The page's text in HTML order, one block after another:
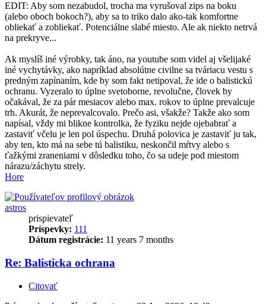
EDIT: Aby som nezabudol, trocha ma vyrušoval zips na boku
(alebo oboch bokoch?), aby sa to triko dalo ako-tak komfortne
obliekať a zobliekať. Potenciálne slabé miesto. Ale ak niekto netrvá
na prekryve...
Ak myslíš iné výrobky, tak áno, na youtube som videl aj všelijaké
iné vychytávky, ako napríklad absolútne civilne sa tváriacu vestu s
predným zapínaním, kde by som fakt netipoval, že ide o balistickú
ochranu. Vyzeralo to úplne svetoborne, revolučne, človek by
očakával, že za pár mesiacov alebo max. rokov to úplne prevalcuje
trh. Akurát, že neprevalcovalo. Prečo asi, všakže? Takže ako som
napísal, vždy mi blikne kontrolka, že fyziku nejde ojebabrať a
zastaviť včelu je len pol úspechu. Druhá polovica je zastaviť ju tak,
aby ten, kto má na sebe tú balistiku, neskončil mŕtvy alebo s
ťažkými zraneniami v dôsledku toho, čo sa udeje pod miestom
nárazu/záchytu strely.
Hore
astros
prispievateľ
Príspevky: 111
Dátum registrácie: 11 years 7 months
Re: Balisticka ochrana
Citovať